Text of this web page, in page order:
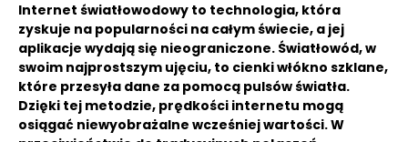
Internet światłowodowy to technologia, która
zyskuje na popularności na całym świecie, a jej
aplikacje wydają się nieograniczone. Światłowód, w
swoim najprostszym ujęciu, to cienki włókno szklane,
które przesyła dane za pomocą pulsów światła.
Dzięki tej metodzie, prędkości internetu mogą
osiągać niewyobrażalne wcześniej wartości. W